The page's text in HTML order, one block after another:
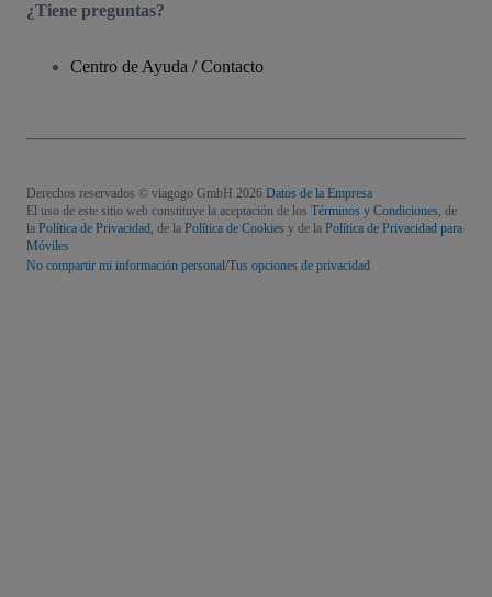
¿Tiene preguntas?
Centro de Ayuda / Contacto
Derechos reservados © viagogo GmbH 2026 Datos de la Empresa
El uso de este sitio web constituye la aceptación de los Términos y Condiciones, de
la Política de Privacidad, de la Política de Cookies y de la Política de Privacidad para
Móviles
No compartir mi información personal/Tus opciones de privacidad